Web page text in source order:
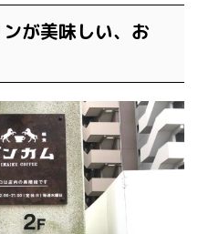
が美味しい、お